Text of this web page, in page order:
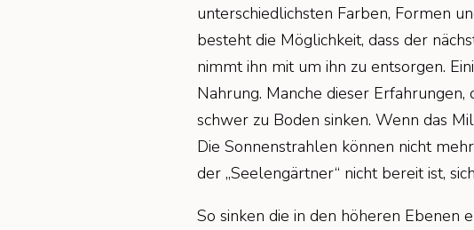
unterschiedlichsten Farben, Formen
besteht die Möglichkeit, dass der
nimmt ihn mit um ihn zu entsorgen.
Nahrung. Manche dieser
schwer zu Boden sinken. Wenn das
Die Sonnenstrahlen können nicht
der „Seelengärtner“ nicht bereit ist,
So sinken die in den höheren Ebenen